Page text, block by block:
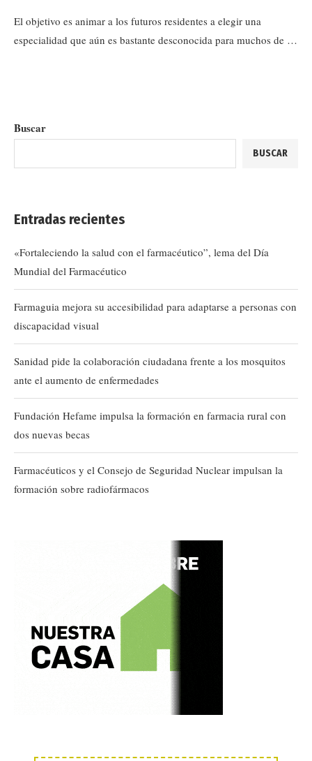
El objetivo es animar a los futuros residentes a elegir una
especialidad que aún es bastante desconocida para muchos de …
Buscar
BUSCAR
Entradas recientes
«Fortaleciendo la salud con el farmacéutico”, lema del Día
Mundial del Farmacéutico
Farmaguia mejora su accesibilidad para adaptarse a personas con
discapacidad visual
Sanidad pide la colaboración ciudadana frente a los mosquitos
ante el aumento de enfermedades
Fundación Hefame impulsa la formación en farmacia rural con
dos nuevas becas
Farmacéuticos y el Consejo de Seguridad Nuclear impulsan la
formación sobre radiofármacos